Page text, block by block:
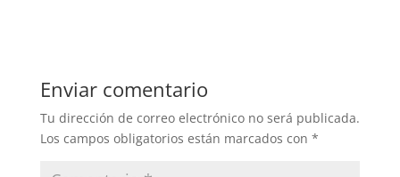
Enviar comentario
Tu dirección de correo electrónico no será publicada.
Los campos obligatorios están marcados con *